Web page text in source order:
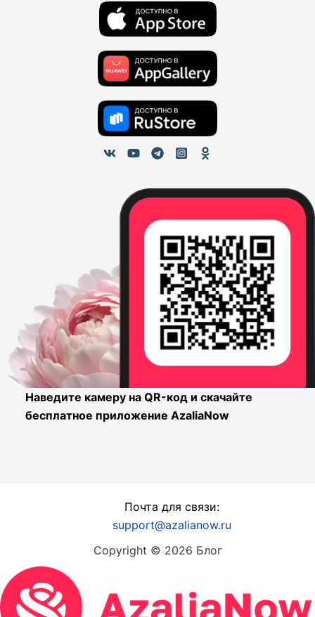
Наведите камеру на QR-код и скачайте
бесплатное приложение AzaliaNow
Почта для связи:
support@azalianow.ru
Copyright © 2026 Блог